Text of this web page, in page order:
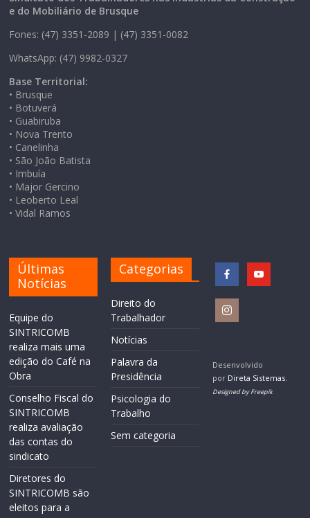
e do Mobiliário de Brusque
Fones: (47) 3351-2089 | (47) 3351-0082
WhatsApp: (47) 9982-0327
Base Territorial:
• Brusque
• Botuverá
• Guabiruba
• Nova Trento
• Canelinha
• São João Batista
• Imbuía
• Major Gercino
• Leoberto Leal
• Vidal Ramos
Últimas
Notícias
Equipe do
SINTRICOMB
realiza mais uma
edição do Café na
Obra
Conselho Fiscal do
SINTRICOMB
realiza avaliação
das contas do
sindicato
Diretores do
SINTRICOMB são
eleitos para a
Categorias
Direito do
Trabalhador
Notícias
Palavra da
Presidência
Psicologia do
Trabalho
Sem categoria
Desenvolvido
por Direta Sistemas.
Designed by Freepik